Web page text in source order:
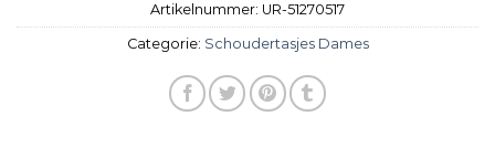
Artikelnummer: UR-51270517
Categorie: Schoudertasjes Dames